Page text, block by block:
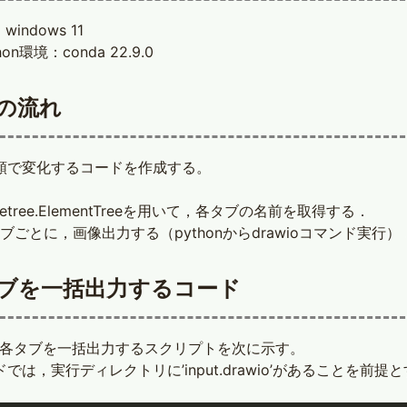
windows 11
環境：conda 22.9.0
流れ
で変化するコードを作成する。
を用いて，各タブの名前を取得する．
ごとに，画像出力する（pythonからdrawioコマンド実行）
を一括出力するコード
タブを一括出力するスクリプトを次に示す。
では，実行ディレクトリに’input.drawio’があることを前提と